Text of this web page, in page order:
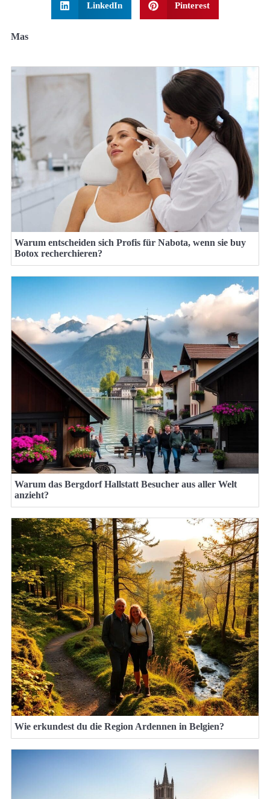
LinkedIn Pinterest
Mas
Warum entscheiden sich Profis für Nabota, wenn sie buy
Botox recherchieren?
Warum das Bergdorf Hallstatt Besucher aus aller Welt
anzieht?
Wie erkundest du die Region Ardennen in Belgien?